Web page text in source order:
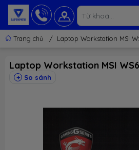
Trang chủ / Laptop Workstation MSI
Laptop Workstation MSI
So sánh